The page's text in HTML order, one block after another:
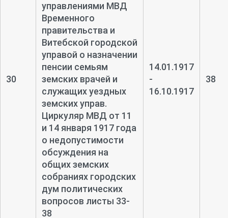
30
управлениями МВД
Временного
правительства и
Витебской городской
управой о назначении
пенсии семьям
земских врачей и
служащих уездных
земских управ.
Циркуляр МВД от 11
и 14 января 1917 года
о недопустимости
обсуждения на
общих земских
собраниях городских
дум политических
вопросов листы 33-
38
14.01.1917
-
16.10.1917
38